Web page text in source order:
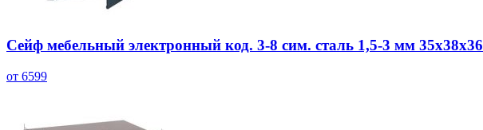
Сейф мебельный электронный код. 3-8 сим. сталь 1,5-3 мм 35х38х36
от 6599